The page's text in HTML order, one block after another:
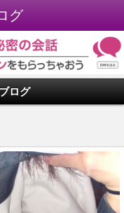
グ
ログ